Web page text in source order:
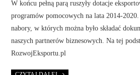
W końcu pełną parą ruszyły dotacje
programów pomocowych na lata 2014-
nabory, w których można było składać
naszych partnerów biznesowych. Na tej
RozwojEksportu.pl